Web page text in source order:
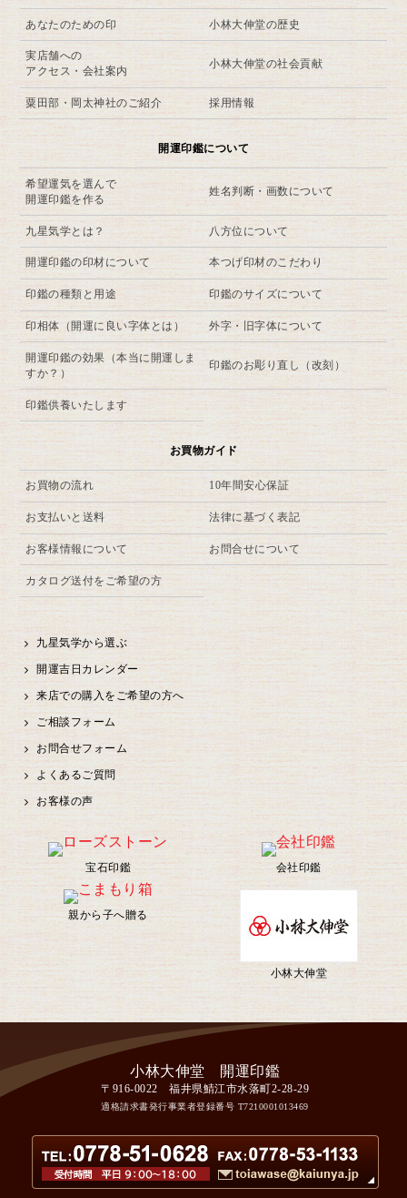
あなたのための印 小林大伸堂の歴史
実店舗への
アクセス・会社案内
小林大伸堂の社会貢献
粟田部・岡太神社のご紹介 採用情報
開運印鑑について
希望運気を選んで
開運印鑑を作る
姓名判断・画数について
九星気学とは？ 八方位について
開運印鑑の印材について 本つげ印材のこだわり
印鑑の種類と用途 印鑑のサイズについて
印相体（開運に良い字体とは） 外字・旧字体について
開運印鑑の効果（本当に開運しま
すか？）
印鑑のお彫り直し（改刻）
印鑑供養いたします
お買物ガイド
お買物の流れ 10年間安心保証
お支払いと送料 法律に基づく表記
お客様情報について お問合せについて
カタログ送付をご希望の方
九星気学から選ぶ
開運吉日カレンダー
来店での購入をご希望の方へ
ご相談フォーム
お問合せフォーム
よくあるご質問
お客様の声
宝石印鑑 会社印鑑
親から子へ贈る
小林大伸堂
〒916-0022 福井県鯖江市水落町2-28-29
適格請求書発行事業者登録番号 T7210001013469